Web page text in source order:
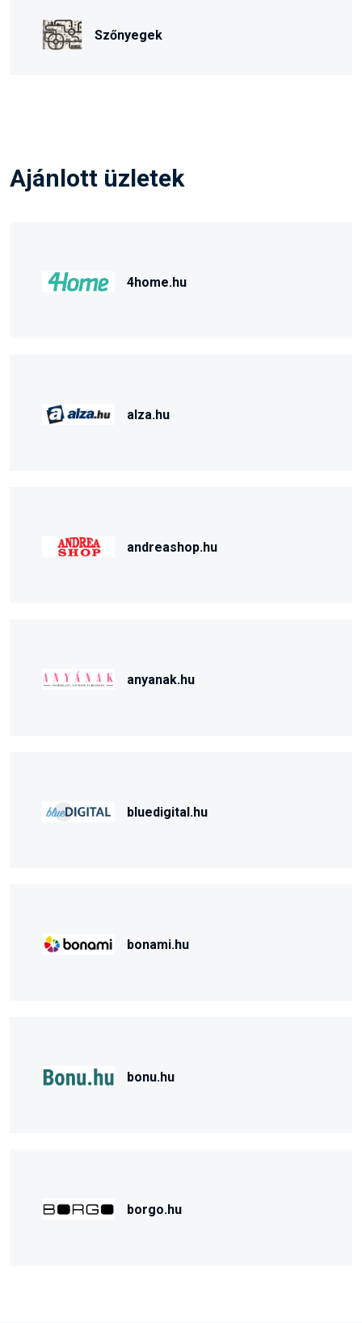
Szőnyegek
Ajánlott üzletek
4home.hu
alza.hu
andreashop.hu
anyanak.hu
bluedigital.hu
bonami.hu
bonu.hu
borgo.hu